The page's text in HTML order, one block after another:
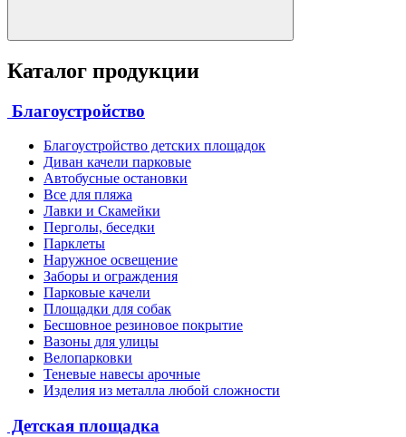
Каталог продукции
Благоустройство
Благоустройство детских площадок
Диван качели парковые
Автобусные остановки
Все для пляжа
Лавки и Скамейки
Перголы, беседки
Парклеты
Наружное освещение
Заборы и ограждения
Парковые качели
Площадки для собак
Бесшовное резиновое покрытие
Вазоны для улицы
Велопарковки
Теневые навесы арочные
Изделия из металла любой сложности
Детская площадка